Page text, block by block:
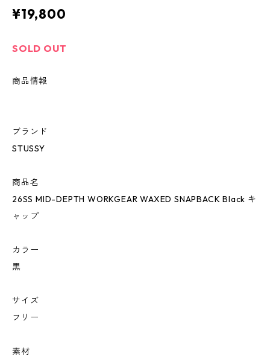
¥19,800
SOLD OUT
商品情報
ブランド
STUSSY
商品名
26SS MID-DEPTH WORKGEAR WAXED SNAPBACK Black キ
ャップ
カラー
黒
サイズ
フリー
素材